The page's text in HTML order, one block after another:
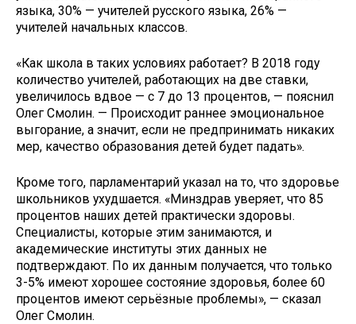
языка, 30% — учителей русского языка, 26% —
учителей начальных классов.
«Как школа в таких условиях работает? В 2018 году
количество учителей, работающих на две ставки,
увеличилось вдвое — с 7 до 13 процентов, — пояснил
Олег Смолин. — Происходит раннее эмоциональное
выгорание, а значит, если не предпринимать никаких
мер, качество образования детей будет падать».
Кроме того, парламентарий указал на то, что здоровье
школьников ухудшается. «Минздрав уверяет, что 85
процентов наших детей практически здоровы.
Специалисты, которые этим занимаются, и
академические институты этих данных не
подтверждают. По их данным получается, что только
3-5% имеют хорошее состояние здоровья, более 60
процентов имеют серьёзные проблемы», — сказал
Олег Смолин.